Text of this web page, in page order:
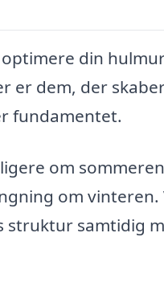
din
dem, der
fundamentet.
om
om
samtidig